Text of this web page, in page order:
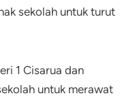
sekolah untuk turut
1 Cisarua dan
untuk merawat